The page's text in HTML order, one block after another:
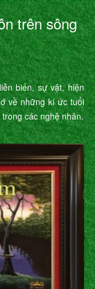
trên sông
biến, sự vật, hiện
về những kí ức tuổi
các nghệ nhân.